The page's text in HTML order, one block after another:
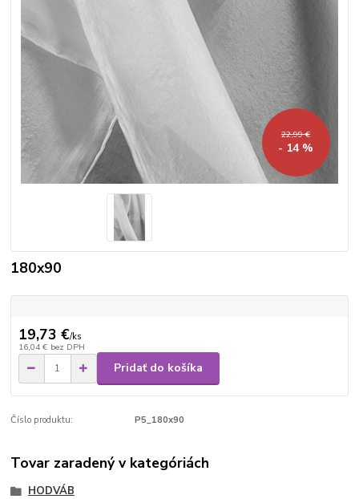
22,99 €
- 14 %
180x90
19,73 €/ks
16,04 € bez DPH
Pridať do košíka
Číslo produktu: P5_180x90
Tovar zaradený v kategóriách
HODVÁB